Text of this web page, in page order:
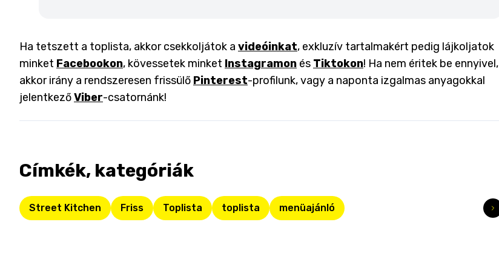
Ha tetszett a toplista, akkor csekkoljátok a videóinkat, exkluzív tartalmakért pedig lájkoljatok
minket Facebookon, kövessetek minket Instagramon és Tiktokon! Ha nem éritek be ennyivel,
akkor irány a rendszeresen frissülő Pinterest-profilunk, vagy a naponta izgalmas anyagokkal
jelentkezőViber-csatornánk!
Címkék, kategóriák
Street Kitchen Friss Toplista toplista menüajánló